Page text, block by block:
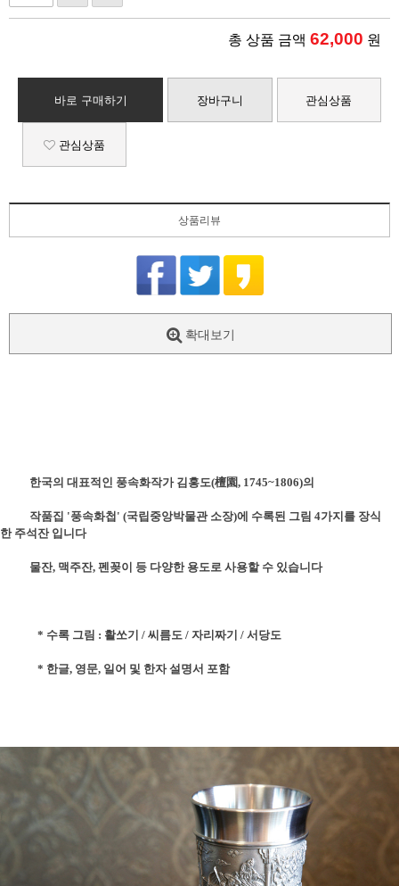
총 상품 금액 62,000 원
바로 구매하기 장바구니 관심상품
관심상품
상품리뷰
확대보기
한국의 대표적인 풍속화작가 김홍도(檀園, 1745~1806)의
작품집 '풍속화첩' (국립중앙박물관 소장)에 수록된 그림 4가지를 장식
한 주석잔 입니다
물잔, 맥주잔, 펜꽂이 등 다양한 용도로 사용할 수 있습니다
* 수록 그림 : 활쏘기 / 씨름도 / 자리짜기 / 서당도
* 한글, 영문, 일어 및 한자 설명서 포함